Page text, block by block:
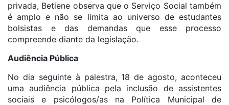
privada, Betiene observa que o Serviço Social também
é amplo e não se limita ao universo de estudantes
bolsistas e das demandas que esse processo
compreende diante da legislação.
Audiência Pública
No dia seguinte à palestra, 18 de agosto, aconteceu
uma audiência pública pela inclusão de assistentes
sociais e psicólogos/as na Política Municipal de